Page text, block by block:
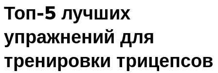
Топ-5 лучших
упражнений для
тренировки трицепсов